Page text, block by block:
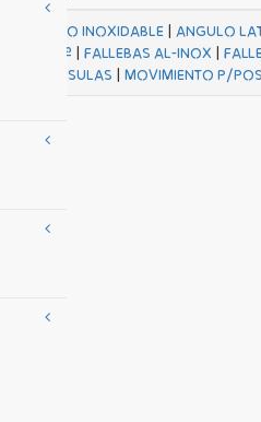
ACERO INOXIDABLE| ANGULO
HJES Hº |FALLEBAS AL-INOX |
MENSULAS | MOVIMIENTO P/